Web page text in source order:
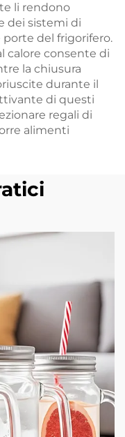
li rendono
dei sistemi di
porte del frigorifero.
calore consente di
la chiusura
durante il
di questi
regali di
alimenti